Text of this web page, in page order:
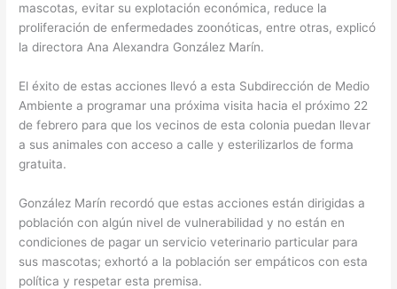
mascotas, evitar su explotación económica, reduce la
proliferación de enfermedades zoonóticas, entre otras, explicó
la directora Ana Alexandra González Marín.
El éxito de estas acciones llevó a esta Subdirección de Medio
Ambiente a programar una próxima visita hacia el próximo 22
de febrero para que los vecinos de esta colonia puedan llevar
a sus animales con acceso a calle y esterilizarlos de forma
gratuita.
González Marín recordó que estas acciones están dirigidas a
población con algún nivel de vulnerabilidad y no están en
condiciones de pagar un servicio veterinario particular para
sus mascotas; exhortó a la población ser empáticos con esta
política y respetar esta premisa.